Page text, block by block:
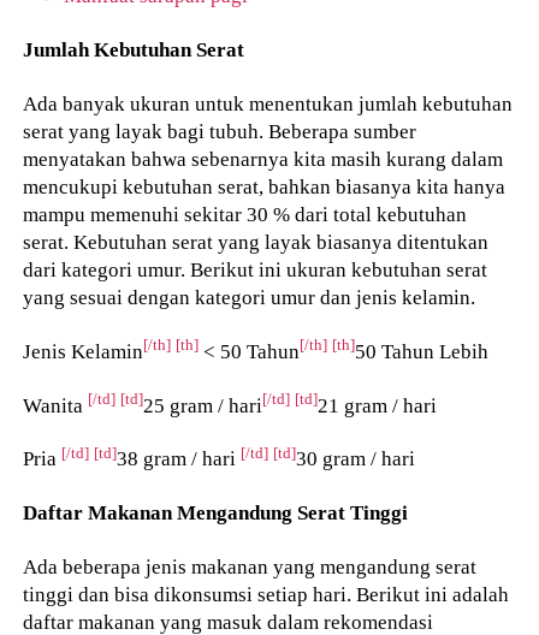
Jumlah Kebutuhan Serat
Ada banyak ukuran untuk menentukan jumlah kebutuhan
serat yang layak bagi tubuh. Beberapa sumber
menyatakan bahwa sebenarnya kita masih kurang dalam
mencukupi kebutuhan serat, bahkan biasanya kita hanya
mampu memenuhi sekitar 30 % dari total kebutuhan
serat. Kebutuhan serat yang layak biasanya ditentukan
dari kategori umur. Berikut ini ukuran kebutuhan serat
yang sesuai dengan kategori umur dan jenis kelamin.
Jenis Kelamin[/th] [th] < 50 Tahun[/th] [th]50 Tahun Lebih
Wanita [/td] [td]25 gram / hari [/td] [td]21 gram / hari
Pria [/td] [td]38 gram / hari [/td] [td]30 gram / hari
Daftar Makanan Mengandung Serat Tinggi
Ada beberapa jenis makanan yang mengandung serat
tinggi dan bisa dikonsumsi setiap hari. Berikut ini adalah
daftar makanan yang masuk dalam rekomendasi